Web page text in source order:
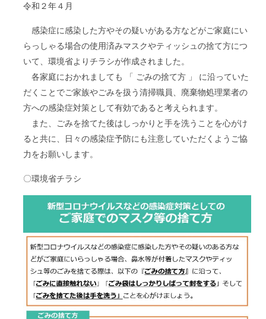
令和２年４月
感染症に感染した方やその疑いがある方などがご家庭にい
らっしゃる場合の使用済みマスクやティッシュの捨て方につ
いて、環境省よりチラシが作成されました。
各家庭におかれましても 「 ごみの捨て方 」 に沿っていた
だくことでご家族やごみを扱う清掃職員、廃棄物処理業者の
方への感染症対策として有効であると考えられます。
また、ごみを捨てた後はしっかりと手を洗うことを心がけ
ると共に、日々の感染症予防にも注意していただくようご協
力をお願いします。
〇環境省チラシ